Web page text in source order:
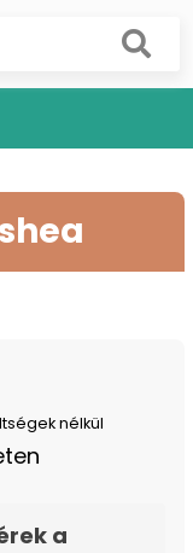
nélkül
a